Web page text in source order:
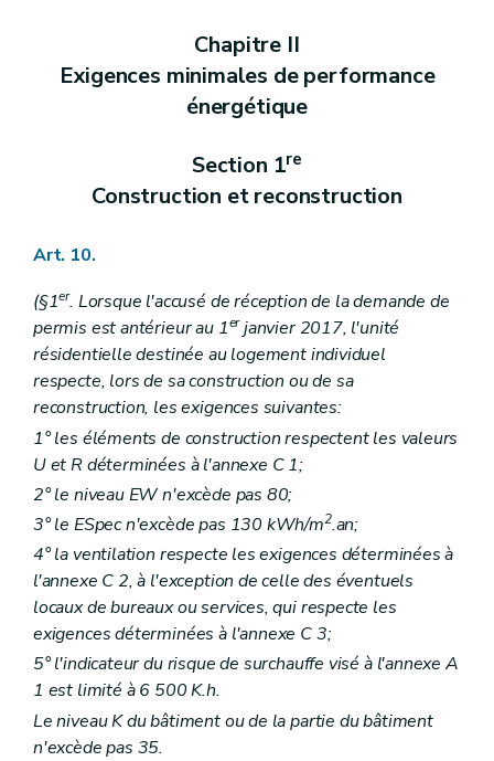
Chapitre II
Exigences minimales de performance
énergétique
Section 1re
Construction et reconstruction
Art. 10.
(§1er. Lorsque l'accusé de réception de la demande de
permis est antérieur au 1erjanvier 2017, l'unité
résidentielle destinée au logement individuel
respecte, lors de sa construction ou de sa
reconstruction, les exigences suivantes:
1° les éléments de construction respectent les valeurs
U et R déterminées à l'annexe C 1;
2° le niveau EW n'excède pas 80;
3° le ESpec n'excède pas 130 kWh/m2.an;
4° la ventilation respecte les exigences déterminées à
l'annexe C 2, à l'exception de celle des éventuels
locaux de bureaux ou services, qui respecte les
exigences déterminées à l'annexe C 3;
5° l'indicateur du risque de surchauffe visé à l'annexe A
1 est limité à 6 500 K.h.
Le niveau K du bâtiment ou de la partie du bâtiment
n'excède pas 35.